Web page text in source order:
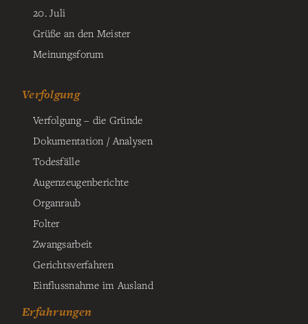
20. Juli
Grüße an den Meister
Meinungsforum
Verfolgung
Verfolgung – die Gründe
Dokumentation / Analysen
Todesfälle
Augenzeugenberichte
Organraub
Folter
Zwangsarbeit
Gerichtsverfahren
Einflussnahme im Ausland
Erfahrungen